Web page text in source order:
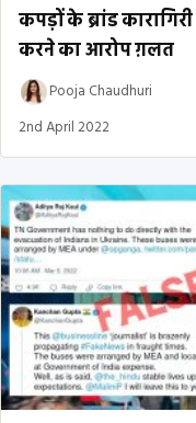
कपड़ों के ब्रांड
करने का आरोप ग़लत
Pooja Chaudhuri
2nd April 2022